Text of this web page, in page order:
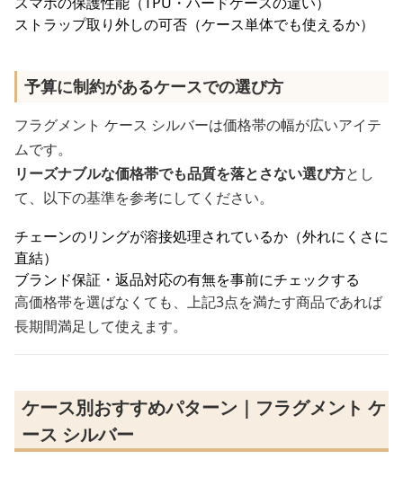
ストラップ取り外しの可否（ケース単体でも使えるか）
予算に制約があるケースでの選び方
フラグメント ケース シルバーは価格帯の幅が広いアイテ
ムです。
リーズナブルな価格帯でも品質を落とさない選び方とし
て、以下の基準を参考にしてください。
チェーンのリングが溶接処理されているか（外れにくさに
直結）
ブランド保証・返品対応の有無を事前にチェックする
高価格帯を選ばなくても、上記3点を満たす商品であれば
長期間満足して使えます。
ケース別おすすめパターン｜フラグメント ケ
ース シルバー